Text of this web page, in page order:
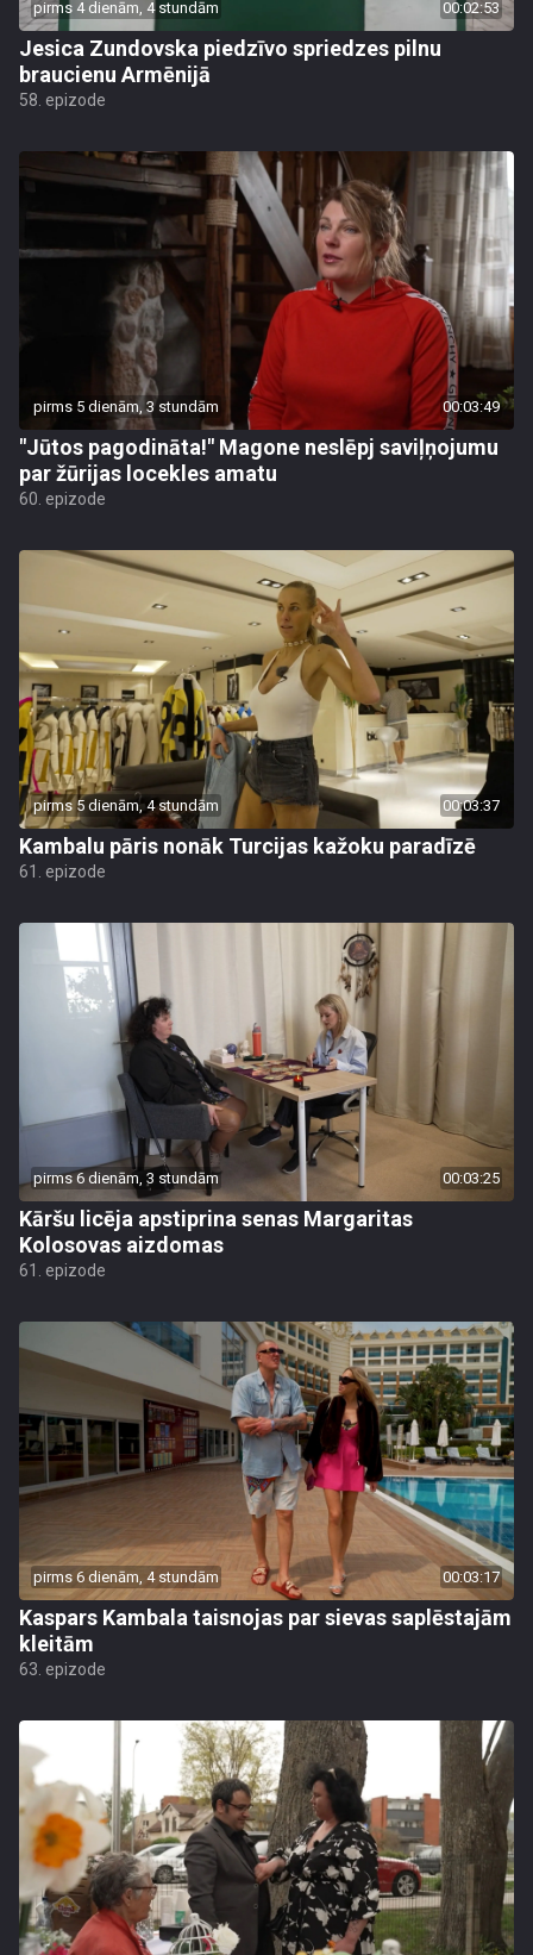
pirms 4 dienām, 4 stundām 00:02:53
Jesica Zundovska piedzīvo spriedzes pilnu
braucienu Armēnijā
58. epizode
pirms 5 dienām, 3 stundām 00:03:49
"Jūtos pagodināta!" Magone neslēpj saviļņojumu
par žūrijas locekles amatu
60. epizode
pirms 5 dienām, 4 stundām 00:03:37
Kambalu pāris nonāk Turcijas kažoku paradīzē
61. epizode
pirms 6 dienām, 3 stundām 00:03:25
Kāršu licēja apstiprina senas Margaritas
Kolosovas aizdomas
61. epizode
pirms 6 dienām, 4 stundām 00:03:17
Kaspars Kambala taisnojas par sievas saplēstajām
kleitām
63. epizode